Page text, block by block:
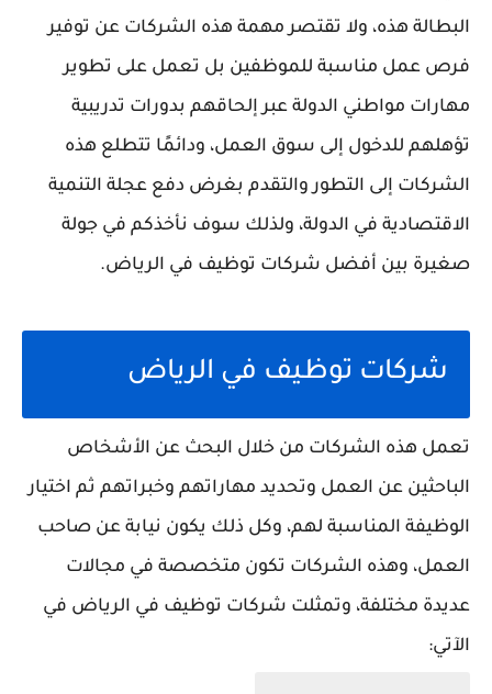
البطالة هذه، ولا تقتصر مهمة هذه الشركات عن توفير
فرص عمل مناسبة للموظفين بل تعمل على تطوير
مهارات مواطني الدولة عبر إلحاقهم بدورات تدريبية
تؤهلهم للدخول إلى سوق العمل، ودائمًا تتطلع هذه
الشركات إلى التطور والتقدم بغرض دفع عجلة التنمية
الاقتصادية في الدولة، ولذلك سوف نأخذكم في جولة
صغيرة بين أفضل شركات توظيف في الرياض.
شركات توظيف في الرياض
تعمل هذه الشركات من خلال البحث عن الأشخاص
الباحثين عن العمل وتحديد مهاراتهم وخبراتهم ثم اختيار
الوظيفة المناسبة لهم، وكل ذلك يكون نيابة عن صاحب
العمل، وهذه الشركات تكون متخصصة في مجالات
عديدة مختلفة، وتمثلت شركات توظيف في الرياض في
الآتي: